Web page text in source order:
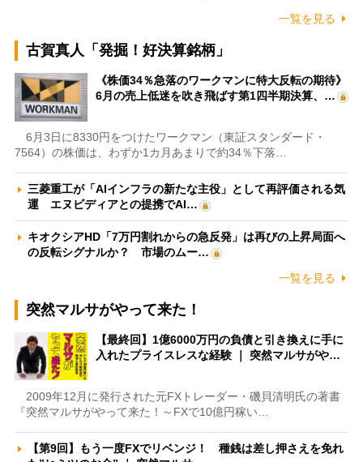
一覧を見る
古賀真人「発掘！好決算銘柄」
《株価34％急落のワークマンに特大反転の期待》
6月の売上低迷を吹き飛ばす第1四半期決算、…
6月3日に8330円をつけたワークマン（東証スタンダード・
7564）の株価は、わずか1カ月あまりで約34％下落…
三菱重工が「AIインフラの新たな主役」として再評価される気
運 エヌビディアとの提携でAI…
キオクシアHD「7万円割れからの急反発」は再びの上昇局面へ
の反転シグナルか？ 市場のムー…
一覧を見る
突然マルサがやって来た！
【最終回】1億6000万円の負債と引き換えに手に
入れたプライスレスな経験 ｜ 突然マルサがや…
2009年12月に発行された元FXトレーダー・磯貝清明氏の著書
『突然マルサがやって来た！～FXで10億円稼い…
【第9回】もう一度FXでリベンジ！ 種銭は差し押さえを免れ